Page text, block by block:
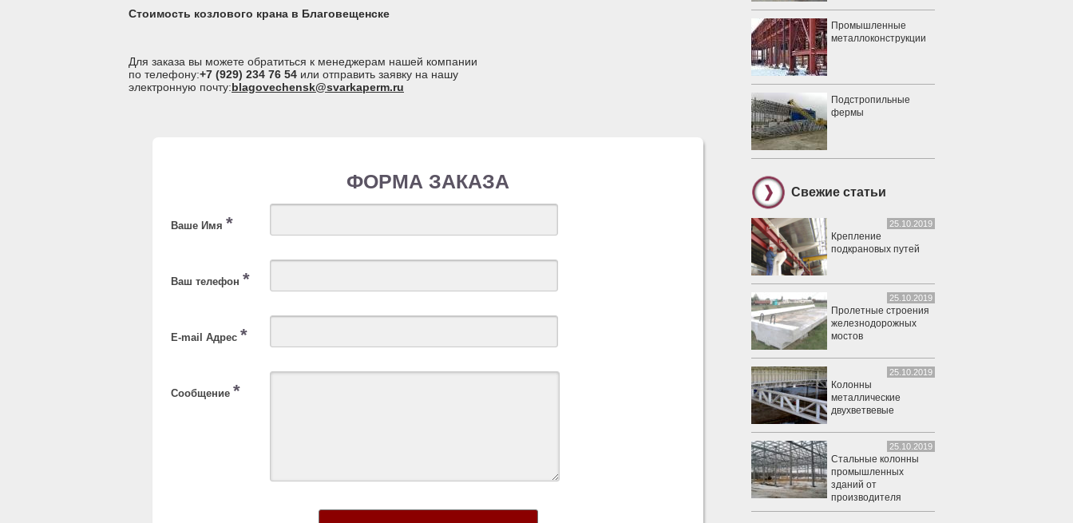
Стоимость козлового крана в Благовещенске
Для заказа вы можете обратиться к менеджерам нашей компании
по телефону:+7 (929) 234 76 54 или отправить заявку на нашу
электронную почту:blagovechensk@svarkaperm.ru
ФОРМА ЗАКАЗА
Ваше Имя *
Ваш телефон *
E-mail Адрес *
Сообщение *
Промышленные
металлоконструкции
Подстропильные
фермы
Свежие статьи
25.10.2019
Крепление
подкрановых путей
25.10.2019
Пролетные строения
железнодорожных
мостов
25.10.2019
Колонны
металлические
двухветвевые
25.10.2019
Стальные колонны
промышленных
зданий от
производителя